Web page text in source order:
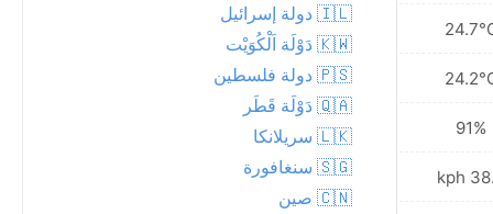
91%
38.2
🇮🇱 دولة إسرائيل
🇰🇼 دَوْلَة اَلْكُوَيْت
🇵🇸 دولة فلسطين
🇶🇦 دَوْلَة قَطَر
🇱🇰 سريلانكا
🇸🇬 سنغافورة
🇨🇳 صين